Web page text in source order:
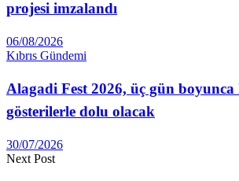
projesi imzalandı
06/08/2026
Kıbrıs Gündemi
Alagadi Fest 2026, üç gün boyunca
gösterilerle dolu olacak
30/07/2026
Next Post